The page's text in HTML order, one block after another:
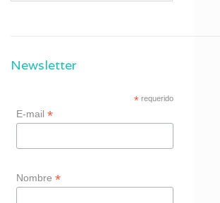
Newsletter
*requerido
E-mail *
Nombre *